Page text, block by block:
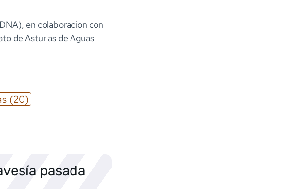
en colaboracion con
de Asturias de Aguas
(20)
pasada